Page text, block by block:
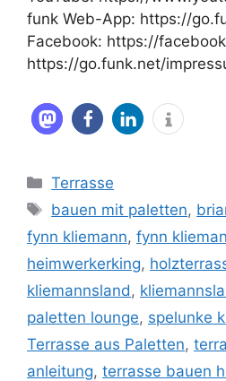
funk Web-App: https://
Facebook: https://
https://go.funk.net/
Kategorien
Terrasse
Schlagwörter
bauen mit paletten,
fynn kliemann, fynn
heimwerkerking,
kliemannsland ,
paletten lounge, spelunke
Terrasse aus Paletten,
anleitung, terrasse bauen